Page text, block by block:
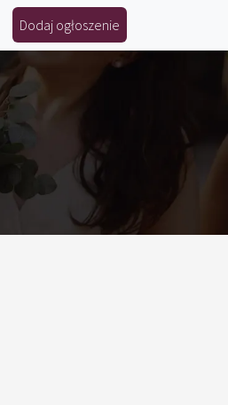
Dodaj ogłoszenie